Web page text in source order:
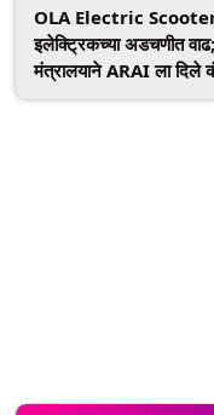
OLA Electric
इलेक्ट्रिकच्या अडचणीत
मंत्रालयाने ARAI ला दिले
तक्रारींची चौकशी